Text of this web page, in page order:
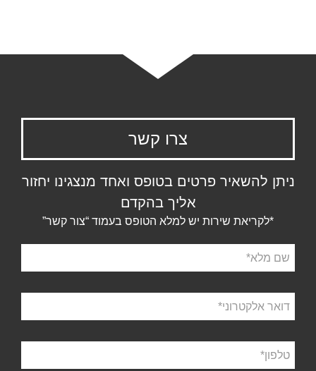
צרו קשר
ניתן להשאיר פרטים בטופס ואחד מנצגינו יחזור
אליך בהקדם
*לקריאת שירות יש למלא הטופס בעמוד “צור קשר”
טלפון